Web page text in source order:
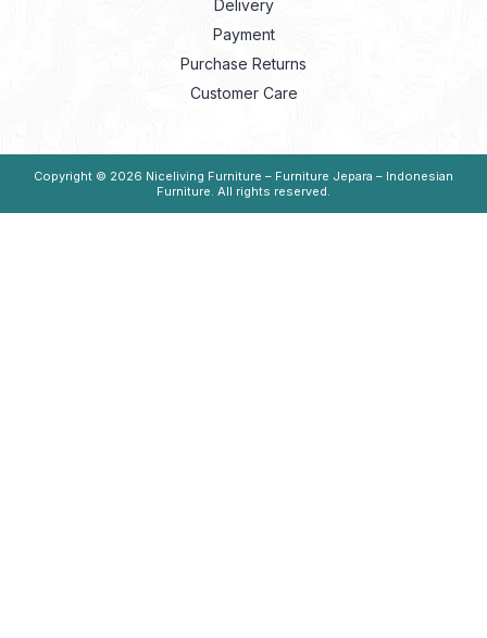
Delivery
Payment
Purchase Returns
Customer Care
Copyright © 2026 Niceliving Furniture – Furniture Jepara – Indonesian
Furniture. All rights reserved.